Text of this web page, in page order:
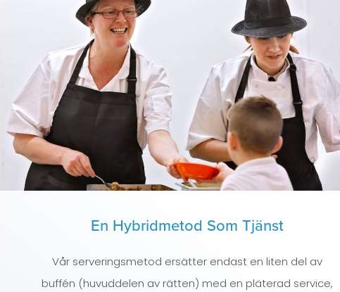
En Hybridmetod Som Tjänst
Vår serveringsmetod ersätter endast en liten del av
buffén (huvuddelen av rätten) med en pläterad service,